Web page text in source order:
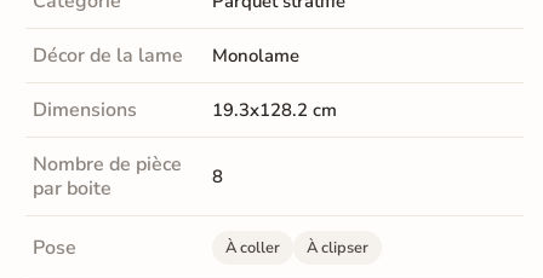
Décor de la lame Monolame
Dimensions 19.3x128.2 cm
Nombre de pièce
par boite
8
Pose À coller À clipser